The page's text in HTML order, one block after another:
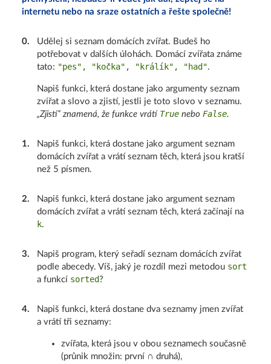
internetu nebo na sraze ostatních a řešte společně!
0.
Udělej si seznam domácích zvířat. Budeš ho
potřebovat v dalších úlohách. Domácí zvířata známe
tato: "pes", "kočka", "králík", "had".
Napiš funkci, která dostane jako argumenty seznam
zvířat a slovo a zjistí, jestli je toto slovo v seznamu.
„Zjistí“ znamená, že funkce vrátí True neboFalse.
1.
Napiš funkci, která dostane jako argument seznam
domácích zvířat a vrátí seznam těch, která jsou kratší
než 5 písmen.
2.
Napiš funkci, která dostane jako argument seznam
domácích zvířat a vrátí seznam těch, která začínají na
k.
3.
Napiš program, který seřadí seznam domácích zvířat
podle abecedy. Víš, jaký je rozdíl mezi metodou sort
a funkcí sorted?
4.
Napiš funkci, která dostane dva seznamy jmen zvířat
a vrátí tři seznamy:
zvířata, která jsou v obou seznamech současně
(průnik množin: první ∩ druhá),